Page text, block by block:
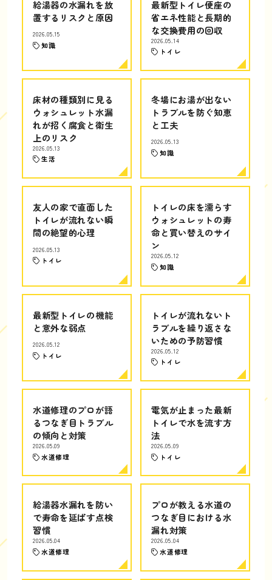
給湯器の水漏れを放
置するリスクと原因
2026.05.15
知識
最新型トイレ便座の
省エネ性能と長期的
な交換費用の回収
2026.05.14
トイレ
床材の種類別に見る
ウォシュレット水漏
れが招く腐食と衛生
上のリスク
2026.05.13
生活
冬場にお湯が出ない
トラブルを防ぐ知恵
と工夫
2026.05.13
知識
友人の家で直面した
トイレが流れない瞬
間の絶望的心理
2026.05.13
トイレ
トイレの床を濡らす
ウォシュレットの寿
命と買い替えのサイ
ン
2026.05.12
知識
最新型トイレの機能
と意外な弱点
2026.05.12
トイレ
トイレが流れないト
ラブルを繰り返さな
いための予防習慣
2026.05.12
トイレ
水道修理のプロが語
るつなぎ目トラブル
の傾向と対策
2026.05.09
水道修理
電気が止まった最新
トイレで水を流す方
法
2026.05.09
トイレ
給湯器水漏れを防い
で寿命を延ばす点検
習慣
2026.05.04
水道修理
プロが教える水道の
つなぎ目における水
漏れ対策
2026.05.04
水道修理